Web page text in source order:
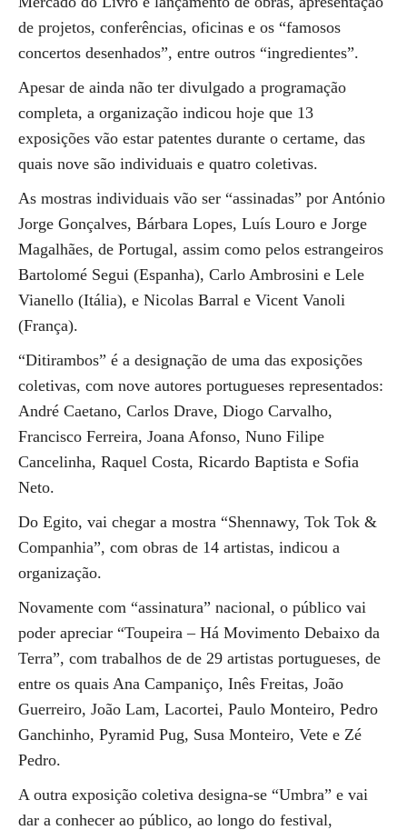
de projetos, conferências, oficinas e os “famosos
concertos desenhados”, entre outros “ingredientes”.
Apesar de ainda não ter divulgado a programação
completa, a organização indicou hoje que 13
exposições vão estar patentes durante o certame, das
quais nove são individuais e quatro coletivas.
As mostras individuais vão ser “assinadas” por António
Jorge Gonçalves, Bárbara Lopes, Luís Louro e Jorge
Magalhães, de Portugal, assim como pelos estrangeiros
Bartolomé Segui (Espanha), Carlo Ambrosini e Lele
Vianello (Itália), e Nicolas Barral e Vicent Vanoli
(França).
“Ditirambos” é a designação de uma das exposições
coletivas, com nove autores portugueses representados:
André Caetano, Carlos Drave, Diogo Carvalho,
Francisco Ferreira, Joana Afonso, Nuno Filipe
Cancelinha, Raquel Costa, Ricardo Baptista e Sofia
Neto.
Do Egito, vai chegar a mostra “Shennawy, Tok Tok &
Companhia”, com obras de 14 artistas, indicou a
organização.
Novamente com “assinatura” nacional, o público vai
poder apreciar “Toupeira – Há Movimento Debaixo da
Terra”, com trabalhos de de 29 artistas portugueses, de
entre os quais Ana Campaniço, Inês Freitas, João
Guerreiro, João Lam, Lacortei, Paulo Monteiro, Pedro
Ganchinho, Pyramid Pug, Susa Monteiro, Vete e Zé
Pedro.
A outra exposição coletiva designa-se “Umbra” e vai
dar a conhecer ao público, ao longo do festival,